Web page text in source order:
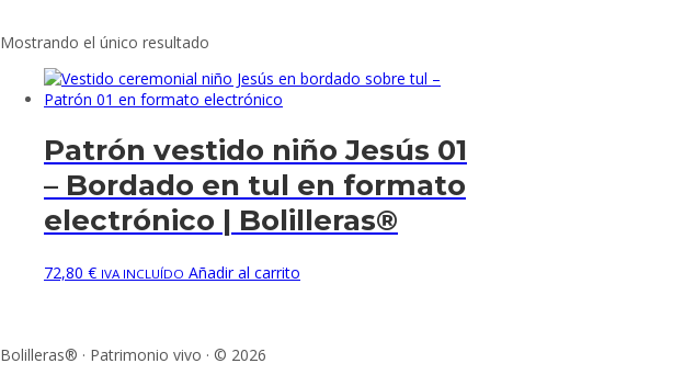
Mostrando el único resultado
Patrón vestido niño Jesús 01
– Bordado en tul en formato
electrónico | Bolilleras®
72,80 € IVA INCLUÍDO Añadir al carrito
Bolilleras® · Patrimonio vivo · © 2026